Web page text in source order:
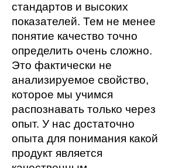
стандартов и высоких
показателей. Тем не менее
понятие качество точно
определить очень сложно.
Это фактически не
анализируемое свойство,
которое мы учимся
распознавать только через
опыт. У нас достаточно
опыта для понимания какой
продукт является